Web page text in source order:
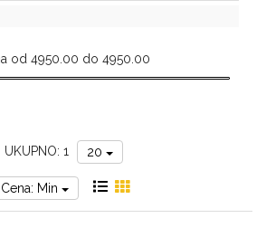
od 4950.00 do 4950.00
UKUPNO: 1 20
Cena: Min